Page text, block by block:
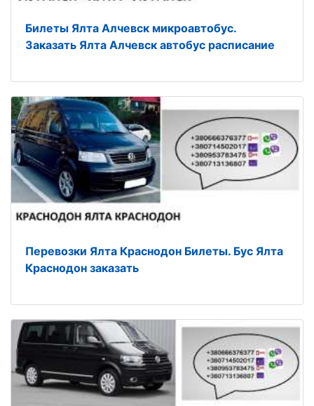
Билеты Ялта Алчевск микроавтобус.
Заказать Ялта Алчевск автобус расписание
Перевозки Ялта Краснодон Билеты. Бус Ялта
Краснодон заказать